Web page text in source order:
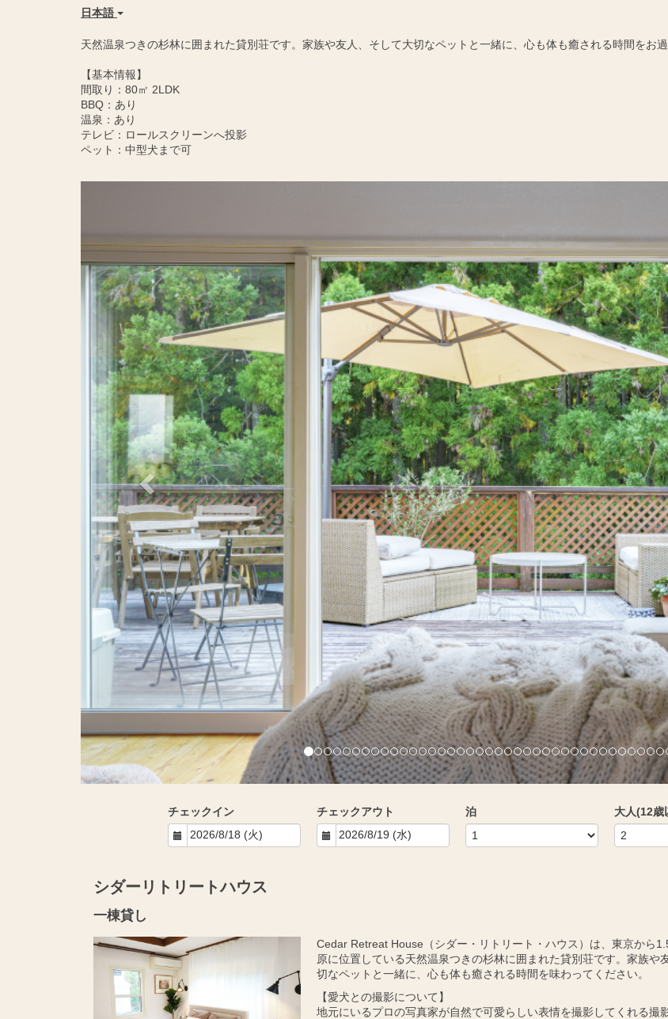
日本語
天然温泉つきの杉林に囲まれた貸別荘です。家族や友人、そして大切なペットと一緒に、心も体も癒される時間をお過
【基本情報】
間取り：80㎡ 2LDK
BBQ：あり
温泉：あり
テレビ：ロールスクリーンへ投影
ペット：中型犬まで可
チェックイン チェックアウト 泊 大人(12歳
シダーリトリートハウス
一棟貸し
Cedar Retreat House（シダー・リトリート・ハウス）は、東京から
原に位置している天然温泉つきの杉林に囲まれた貸別荘です。家族や
切なペットと一緒に、心も体も癒される時間を味わってください。
【愛犬との撮影について】
地元にいるプロの写真家が自然で可愛らしい表情を撮影してくれる撮